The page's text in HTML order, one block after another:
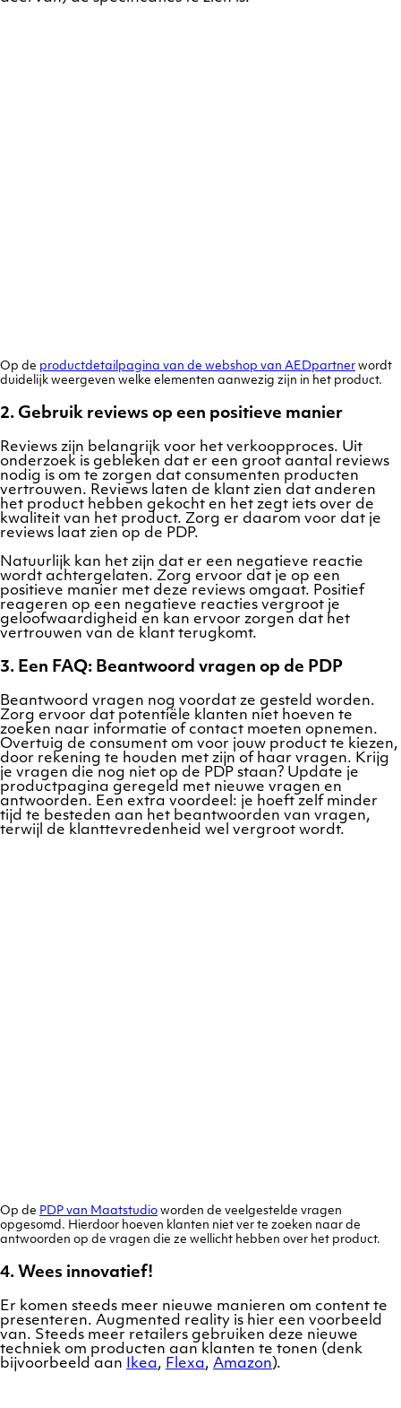
Op de productdetailpagina van de webshop van AEDpartner wordt
duidelijk weergeven welke elementen aanwezig zijn in het product.
2. Gebruik reviews op een positieve manier
Reviews zijn belangrijk voor het verkoopproces. Uit
onderzoek is gebleken dat er een groot aantal reviews
nodig is om te zorgen dat consumenten producten
vertrouwen. Reviews laten de klant zien dat anderen
het product hebben gekocht en het zegt iets over de
kwaliteit van het product. Zorg er daarom voor dat je
reviews laat zien op de PDP.
Natuurlijk kan het zijn dat er een negatieve reactie
wordt achtergelaten. Zorg ervoor dat je op een
positieve manier met deze reviews omgaat. Positief
reageren op een negatieve reacties vergroot je
geloofwaardigheid en kan ervoor zorgen dat het
vertrouwen van de klant terugkomt.
3. Een FAQ: Beantwoord vragen op de PDP
Beantwoord vragen nog voordat ze gesteld worden.
Zorg ervoor dat potentiële klanten niet hoeven te
zoeken naar informatie of contact moeten opnemen.
Overtuig de consument om voor jouw product te kiezen,
door rekening te houden met zijn of haar vragen. Krijg
je vragen die nog niet op de PDP staan? Update je
productpagina geregeld met nieuwe vragen en
antwoorden. Een extra voordeel: je hoeft zelf minder
tijd te besteden aan het beantwoorden van vragen,
terwijl de klanttevredenheid wel vergroot wordt.
Op de PDP van Maatstudio worden de veelgestelde vragen
opgesomd. Hierdoor hoeven klanten niet ver te zoeken naar de
antwoorden op de vragen die ze wellicht hebben over het product.
4. Wees innovatief!
Er komen steeds meer nieuwe manieren om content te
presenteren. Augmented reality is hier een voorbeeld
van. Steeds meer retailers gebruiken deze nieuwe
techniek om producten aan klanten te tonen (denk
bijvoorbeeld aan Ikea, Flexa, Amazon).